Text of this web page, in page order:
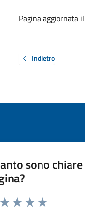
Pagina aggiornata
Indietro
sono
da 1 a 5 stelle la pagina